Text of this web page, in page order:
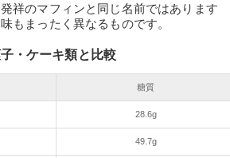
祥のマフィンと同じ名前ではあります
もまったく異なるものです。
・ケーキ類と比較
糖質
28.6g
49.7g